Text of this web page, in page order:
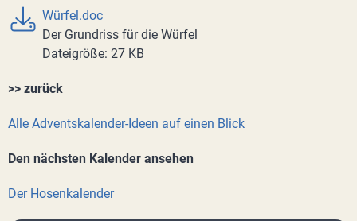
Würfel.doc
Der Grundriss für die Würfel
Dateigröße: 27 KB
>> zurück
Alle Adventskalender-Ideen auf einen Blick
Den nächsten Kalender ansehen
Der Hosenkalender